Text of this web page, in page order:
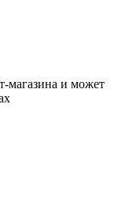
магазина и может